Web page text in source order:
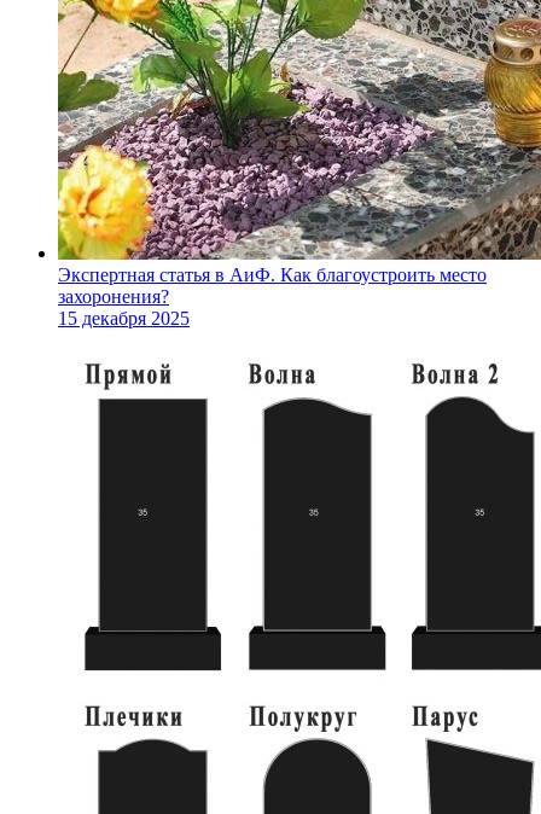
Экспертная статья в АиФ. Как благоустроить место
захоронения?
15 декабря 2025